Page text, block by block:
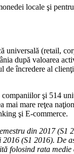
locale şi
universală (retail,
după valoarea
de încredere al
şi 514
mare reţea
şi E-commerce.
din 2017 (S1
(S1 2016). De
folosind rata